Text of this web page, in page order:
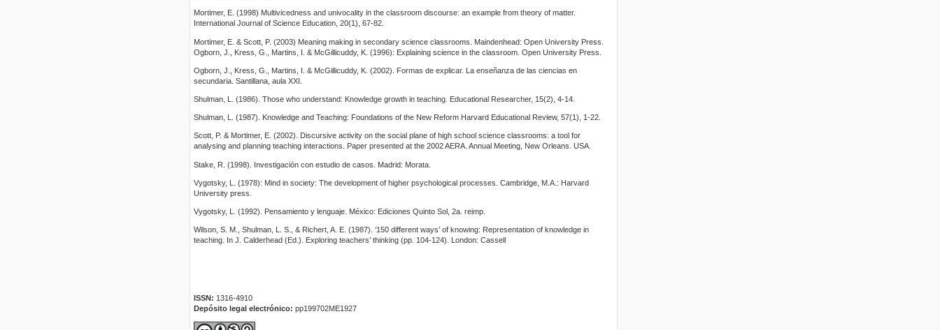
Mortimer, E. (1998) Multivicedness and univocality in the classroom discourse: an example from theory of matter.
International Journal of Science Education, 20(1), 67-82.
Mortimer, E. & Scott, P. (2003) Meaning making in secondary science classrooms. Maindenhead: Open University Press.
Ogborn, J., Kress, G., Martins, I. & McGillicuddy, K. (1996): Explaining science in the classroom. Open University Press.
Ogborn, J., Kress, G., Martins, I. & McGillicuddy, K. (2002). Formas de explicar. La enseñanza de las ciencias en
secundaria. Santillana, aula XXI.
Shulman, L. (1986). Those who understand: Knowledge growth in teaching. Educational Researcher, 15(2), 4-14.
Shulman, L. (1987). Knowledge and Teaching: Foundations of the New Reform Harvard Educational Review, 57(1), 1-22.
Scott, P. & Mortimer, E. (2002). Discursive activity on the social plane of high school science classrooms: a tool for
analysing and planning teaching interactions. Paper presented at the 2002 AERA. Annual Meeting, New Orleans. USA.
Stake, R. (1998). Investigación con estudio de casos. Madrid: Morata.
Vygotsky, L. (1978): Mind in society: The development of higher psychological processes. Cambridge, M.A.: Harvard
University press.
Vygotsky, L. (1992). Pensamiento y lenguaje. México: Ediciones Quinto Sol, 2a. reimp.
Wilson, S. M., Shulman, L. S., & Richert, A. E. (1987). ‘150 different ways’ of knowing: Representation of knowledge in
teaching. In J. Calderhead (Ed.). Exploring teachers’ thinking (pp. 104-124). London: Cassell
ISSN: 1316-4910
Depósito legal electrónico: pp199702ME1927